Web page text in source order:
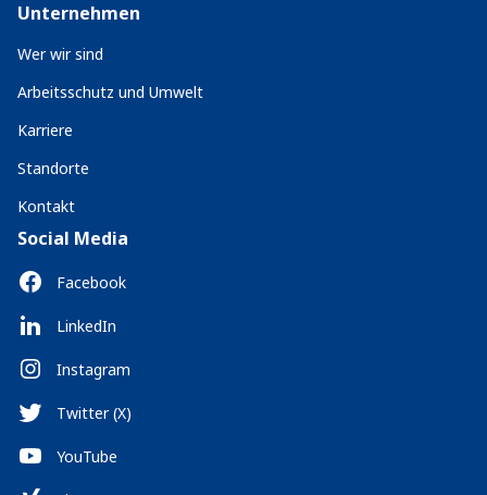
Unternehmen
Wer wir sind
Arbeitsschutz und Umwelt
Karriere
Standorte
Kontakt
Social Media
Facebook
LinkedIn
Instagram
Twitter (X)
YouTube